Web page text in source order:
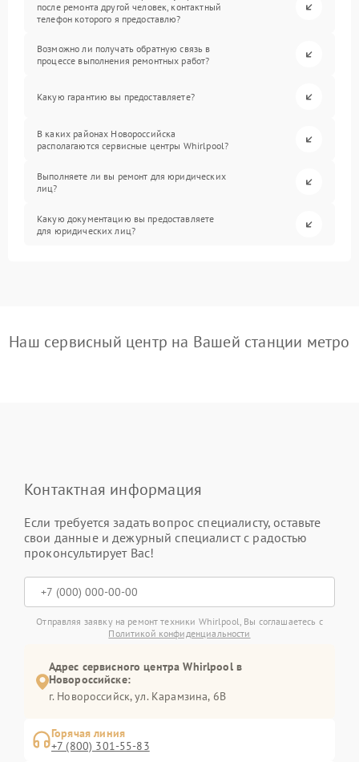
после ремонта другой человек, контактный
телефон которого я предоставлю?
Возможно ли получать обратную связь в
процессе выполнения ремонтных работ?
Какую гарантию вы предоставляете?
В каких районах Новороссийска
располагаются сервисные центры Whirlpool?
Выполняете ли вы ремонт для юридических
лиц?
Какую документацию вы предоставляете
для юридических лиц?
Наш сервисный центр на Вашей станции метро
Контактная информация
Если требуется задать вопрос специалисту, оставьте
свои данные и дежурный специалист с радостью
проконсультирует Вас!
Отправляя заявку на ремонт техники Whirlpool, Вы соглашаетесь с
Политикой конфиденциальности
Адрес сервисного центра Whirlpool в
Новороссийске:
г. Новороссийск, ул. Карамзина, 6В
Горячая линия
+7 (800) 301-55-83